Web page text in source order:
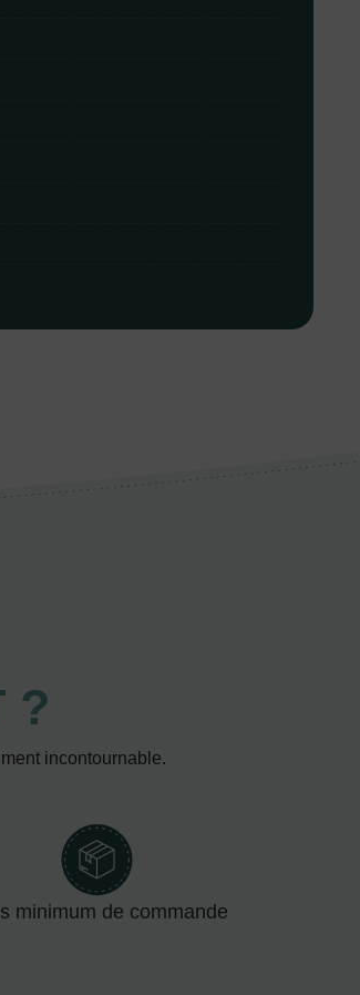
?
incontournable.
minimum de commande